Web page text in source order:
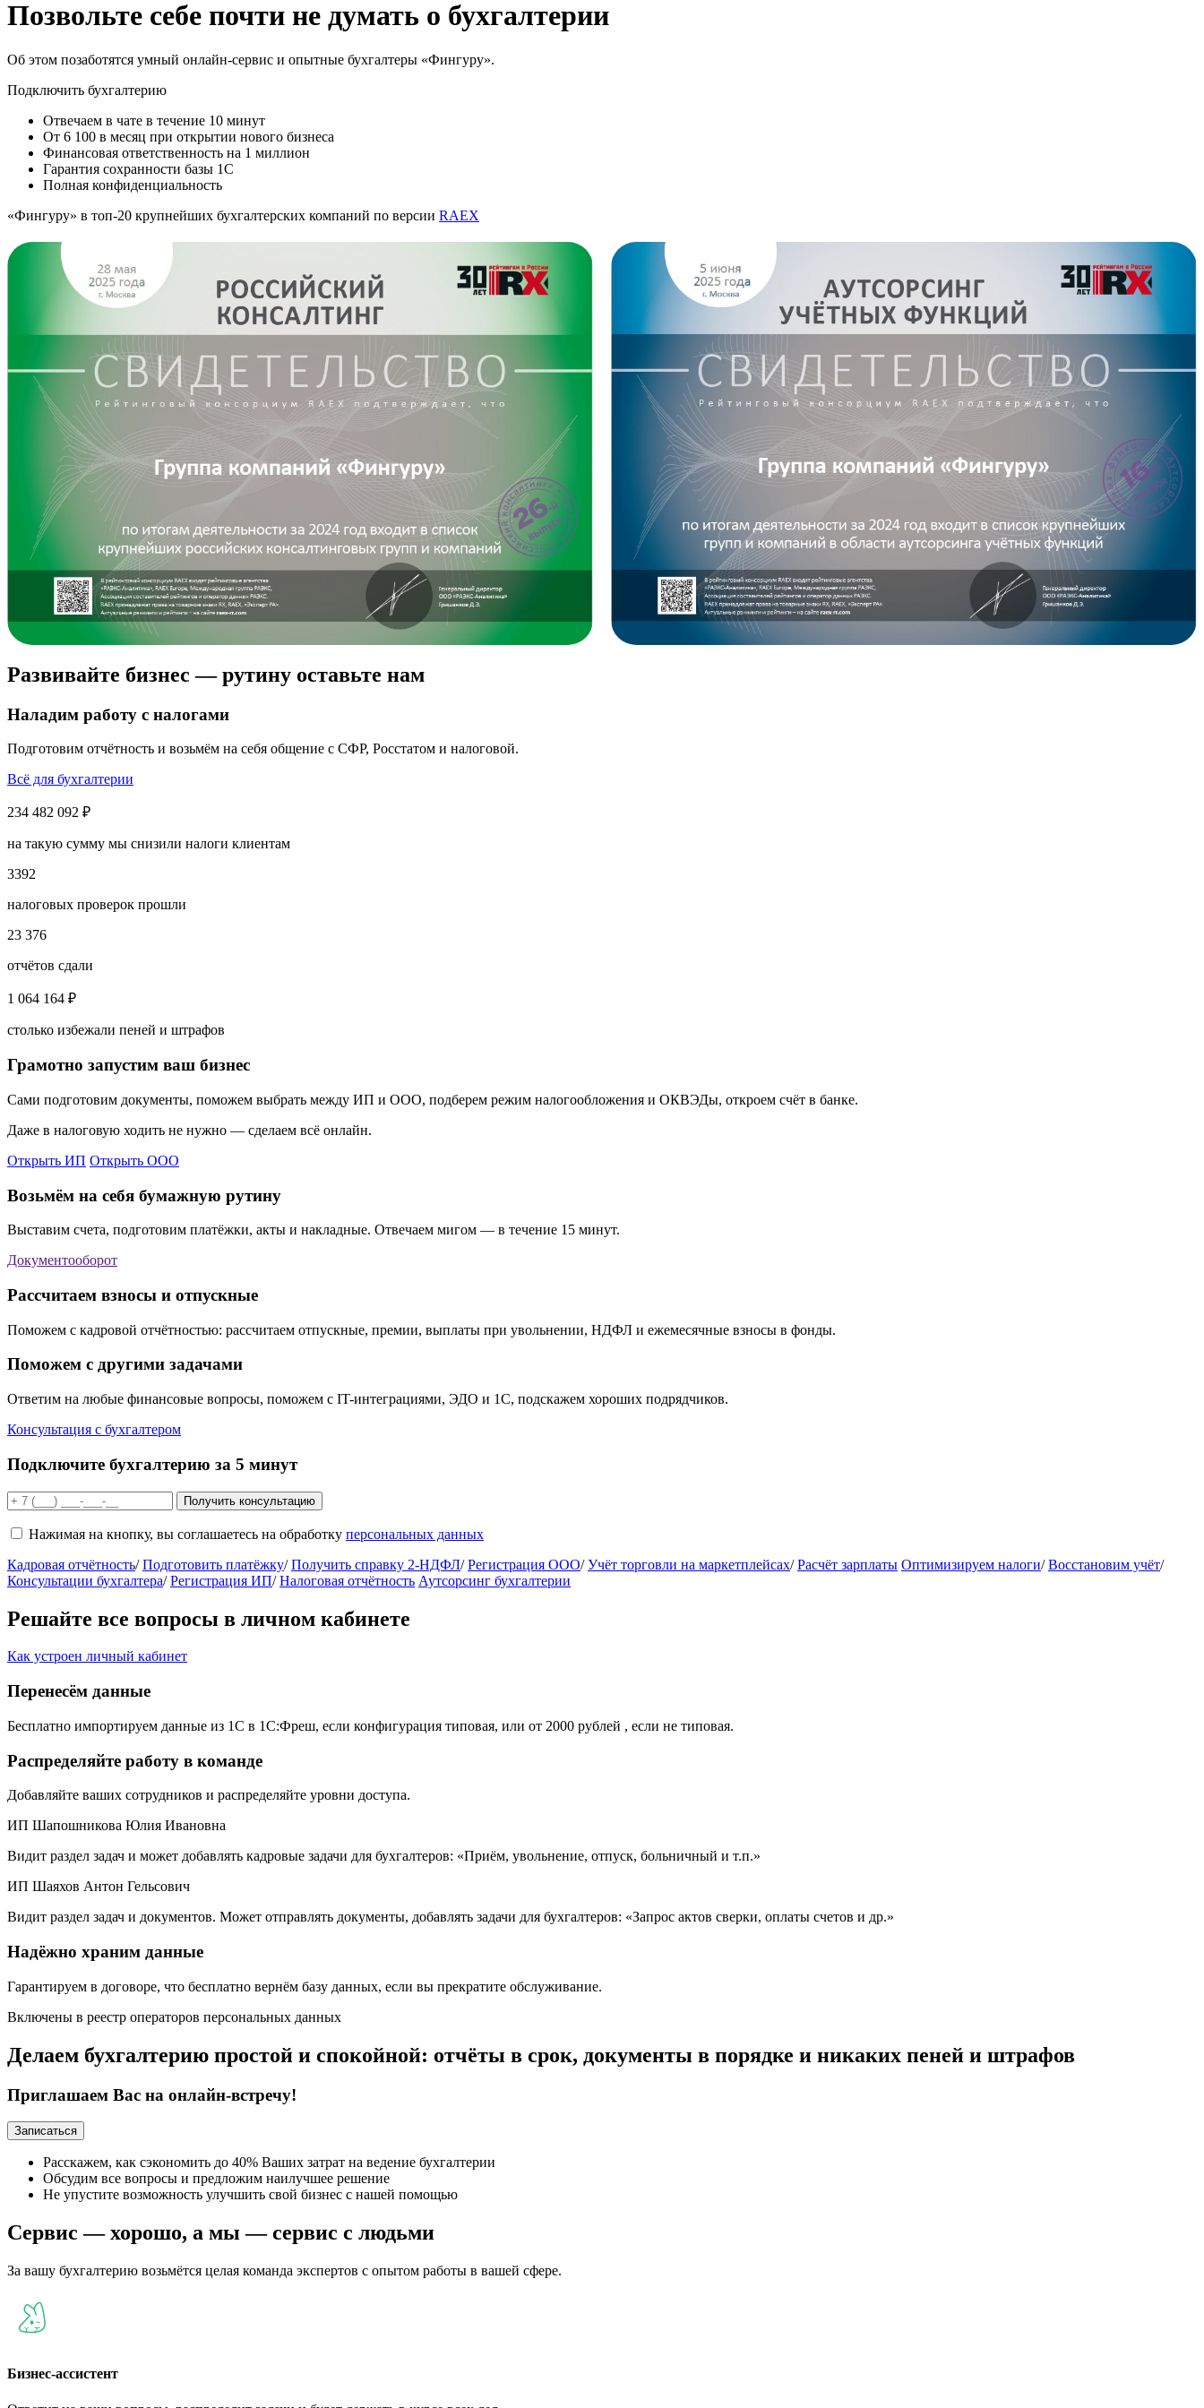
Позвольте себе почти не думать о бухгалтерии
Об этом позаботятся умный онлайн-сервис и опытные бухгалтеры «Фингуру».
Подключить бухгалтерию
Отвечаем в чате в течение 10 минут
От 6 100 в месяц при открытии нового бизнеса
Финансовая ответственность на 1 миллион
Гарантия сохранности базы 1С
Полная конфиденциальность
«Фингуру» в топ-20 крупнейших бухгалтерских компаний по версии RAEX
Развивайте бизнес —рутину оставьте нам
Наладим работу с налогами
Подготовим отчётность и возьмём на себя общение с СФР, Росстатом и налоговой.
Всё для бухгалтерии
234 482 092 ₽
на такую сумму мы снизили налоги клиентам
3392
налоговых проверок прошли
23 376
отчётов сдали
1 064 164 ₽
столько избежали пеней и штрафов
Грамотно запустим ваш бизнес
Сами подготовим документы, поможем выбрать между ИП и ООО, подберем режим налогообложения и ОКВЭДы, откроем счёт в банке.
Даже в налоговую ходить не нужно — сделаем всё онлайн.
Открыть ИП Открыть ООО
Возьмём на себя бумажную рутину
Выставим счета, подготовим платёжки, акты и накладные. Отвечаем мигом — в течение 15 минут.
Документооборот
Рассчитаем взносы и отпускные
Поможем с кадровой отчётностью: рассчитаем отпускные, премии, выплаты при увольнении, НДФЛ и ежемесячные взносы в фонды.
Поможем с другими задачами
Ответим на любые финансовые вопросы, поможем с IT-интеграциями, ЭДО и 1С, подскажем хороших подрядчиков.
Консультация с бухгалтером
Подключите бухгалтерию за 5 минут
Получить консультацию
Нажимая на кнопку, вы соглашаетесь на обработку персональных данных
Кадровая отчётность/ Подготовить платёжку/ Получить справку 2-НДФЛ/ Регистрация ООО/ Учёт торговли на маркетплейсах/ Расчёт зарплаты Оптимизируем налоги/ Восстановим учёт/
Консультации бухгалтера/ Регистрация ИП/ Налоговая отчётность Аутсорсинг бухгалтерии
Решайте все вопросы в личном кабинете
Как устроен личный кабинет
Перенесём данные
Бесплатно импортируем данные из 1С в 1C:Фреш, если конфигурация типовая, или от 2000 рублей , если не типовая.
Распределяйте работу в команде
Добавляйте ваших сотрудников и распределяйте уровни доступа.
ИП Шапошникова Юлия Ивановна
Видит раздел задач и может добавлять кадровые задачи для бухгалтеров: «Приём, увольнение, отпуск, больничный и т.п.»
ИП Шаяхов Антон Гельсович
Видит раздел задач и документов. Может отправлять документы, добавлять задачи для бухгалтеров: «Запрос актов сверки, оплаты счетов и др.»
Надёжно храним данные
Гарантируем в договоре, что бесплатно вернём базу данных, если вы прекратите обслуживание.
Включены в реестр операторов персональных данных
Делаем бухгалтерию простой и спокойной: отчёты в срок, документы в порядке и никаких пеней и штрафов
Приглашаем Вас на онлайн-встречу!
Записаться
Расскажем, как сэкономить до 40% Ваших затрат на ведение бухгалтерии
Обсудим все вопросы и предложим наилучшее решение
Не упустите возможность улучшить свой бизнес с нашей помощью
Сервис — хорошо, а мы —сервис с людьми
За вашу бухгалтерию возьмётся целая команда экспертов с опытом работы в вашей сфере.
Бизнес-ассистент